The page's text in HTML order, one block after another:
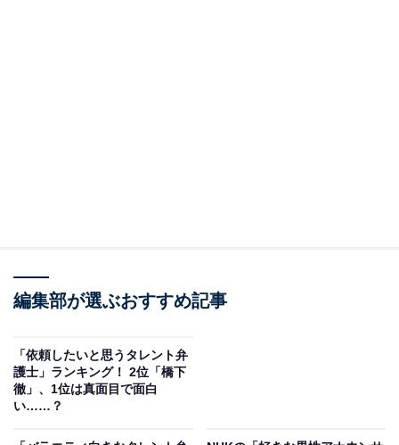
るから（40代・兵庫県）」「歯に着せぬ物の言い方が良
い（40代・神奈川県）」「言っていることが分かりやす
編集部が選ぶおすすめ記事
「依頼したいと思うタレント弁
護士」ランキング！ 2位「橋下
徹」、1位は真面目で面白
い……？